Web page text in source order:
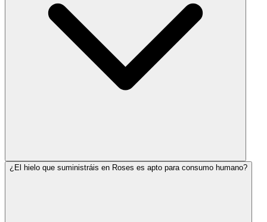
¿El hielo que suministráis en Roses es apto para consumo humano?